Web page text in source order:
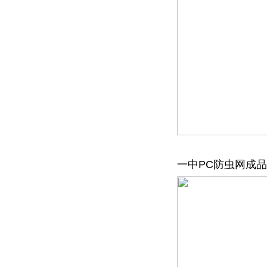
一中PC防虫网成